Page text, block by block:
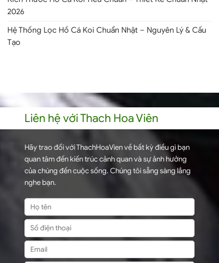
2026
Hệ Thống Lọc Hồ Cá Koi Chuẩn Nhật – Nguyên Lý & Cấu
Tạo
Liên hệ với Thach Hoa Viên
Hãy trao đổi với ThachHoaVien về bất kỳ điều gì bạn
quan tâm đến kiến trúc cảnh quan và sự ảnh hưởng
của chúng đến cuộc sống. Chúng tôi sẵng sàng lắng
nghe bạn.